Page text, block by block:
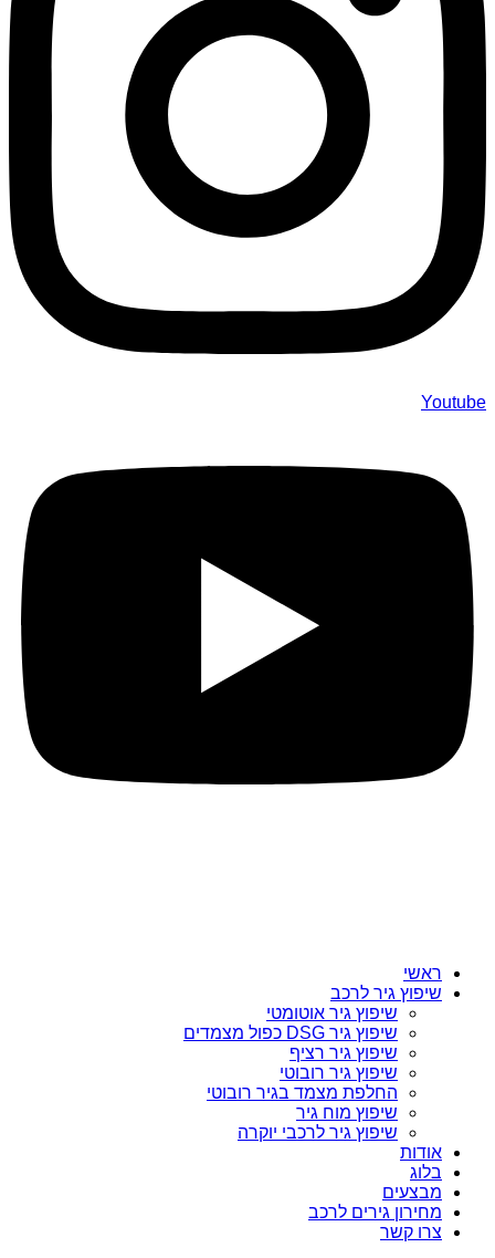
Youtube
ראשי
שיפוץ גיר לרכב
שיפוץ גיר אוטומטי
שיפוץ גיר DSG כפול מצמדים
שיפוץ גיר רציף
שיפוץ גיר רובוטי
החלפת מצמד בגיר רובוטי
שיפוץ מוח גיר
שיפוץ גיר לרכבי יוקרה
אודות
בלוג
מבצעים
מחירון גירים לרכב
צרו קשר